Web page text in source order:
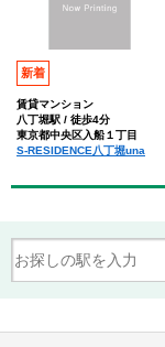
新着
賃貸マンション
八丁堀駅 / 徒歩4分
東京都中央区入船１丁目
S‐RESIDENCE八丁堀una